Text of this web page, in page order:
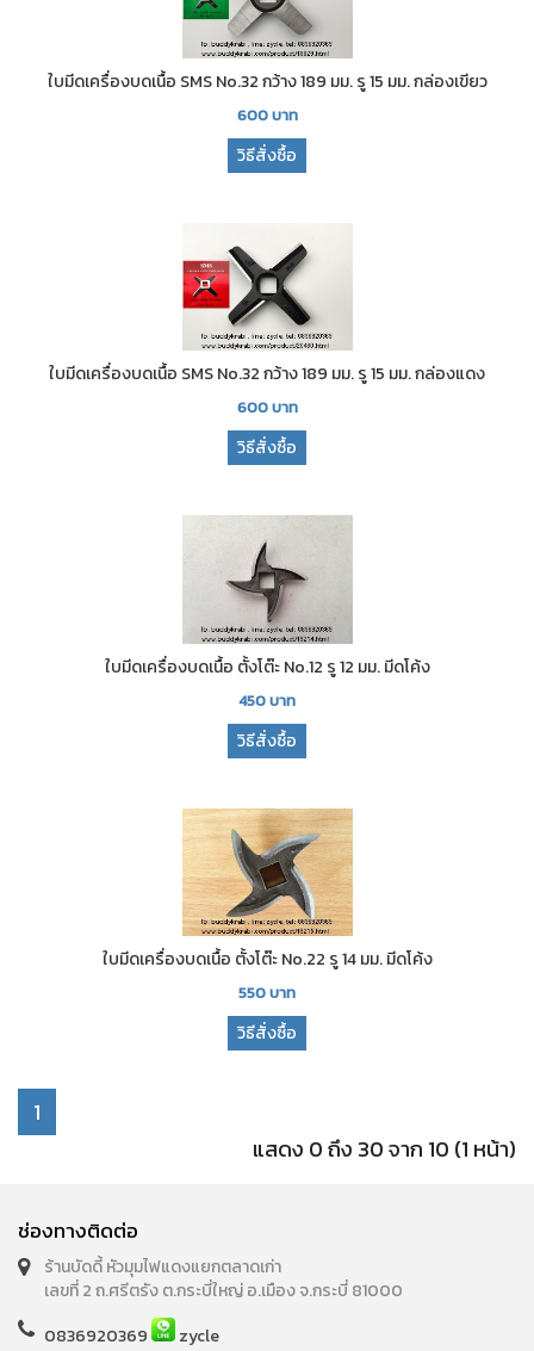
ใบมีดเครื่องบดเนื้อ SMS No.32 กว้าง 189 มม. รู 15 มม. กล่องเขียว
600บาท
วิธีสั่งซื้อ
ใบมีดเครื่องบดเนื้อ SMS No.32 กว้าง 189 มม. รู 15 มม. กล่องแดง
600บาท
วิธีสั่งซื้อ
ใบมีดเครื่องบดเนื้อ ตั้งโต๊ะ No.12 รู 12 มม. มีดโค้ง
450บาท
วิธีสั่งซื้อ
ใบมีดเครื่องบดเนื้อ ตั้งโต๊ะ No.22 รู 14 มม. มีดโค้ง
550บาท
วิธีสั่งซื้อ
1
แสดง 0 ถึง 30 จาก 10 (1 หน้า)
ช่องทางติดต่อ
ร้านบัดดี้ หัวมุมไฟแดงแยกตลาดเก่า
เลขที่ 2 ถ.ศรีตรัง ต.กระบี่ใหญ่ อ.เมือง จ.กระบี่ 81000
0836920369
zycle